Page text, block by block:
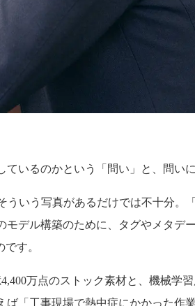
いるのかという「問い」と、問い
いう写真があるだけでは不十分。
デル構築のために、タグやメタデ
す。
万点のストック素材と、機械学
「工事現場で熱中症にかかった作